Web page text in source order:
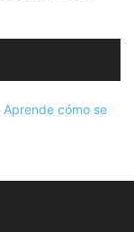
Aprende cómo se